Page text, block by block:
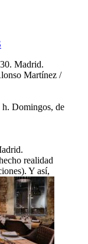
Madrid.
Martínez /
Domingos, de
realidad
Y así,